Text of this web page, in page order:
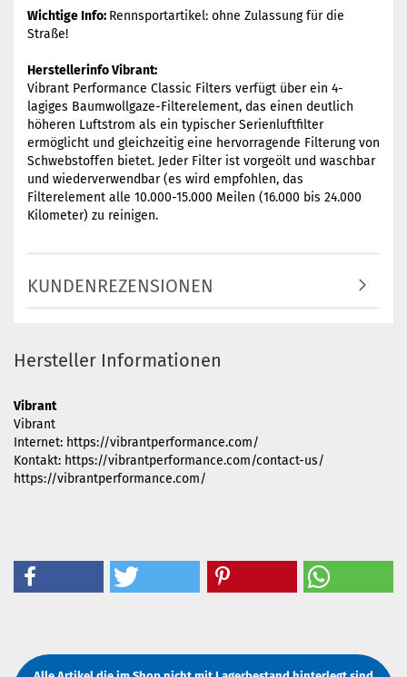
Wichtige Info: Rennsportartikel: ohne Zulassung für die
Straße!
Herstellerinfo Vibrant:
Vibrant Performance Classic Filters verfügt über ein 4-
lagiges Baumwollgaze-Filterelement, das einen deutlich
höheren Luftstrom als ein typischer Serienluftfilter
ermöglicht und gleichzeitig eine hervorragende Filterung von
Schwebstoffen bietet. Jeder Filter ist vorgeölt und waschbar
und wiederverwendbar (es wird empfohlen, das
Filterelement alle 10.000-15.000 Meilen (16.000 bis 24.000
Kilometer) zu reinigen.
KUNDENREZENSIONEN
Hersteller Informationen
Vibrant
Vibrant
Internet: https://vibrantperformance.com/
Kontakt: https://vibrantperformance.com/contact-us/
https://vibrantperformance.com/